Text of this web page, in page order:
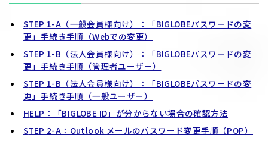
STEP 1-A（一般会員様向け）：「BIGLOBEパスワードの変
更」手続き手順（Webでの変更）
STEP 1-B（法人会員様向け）：「BIGLOBEパスワードの変
更」手続き手順（管理者ユーザー）
STEP 1-B（法人会員様向け）：「BIGLOBEパスワードの変
更」手続き手順（一般ユーザー）
HELP：「BIGLOBE ID」が分からない場合の確認方法
STEP 2-A：Outlook メールのパスワード変更手順（POP）